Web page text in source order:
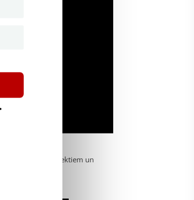
no dažādiem aspektiem un